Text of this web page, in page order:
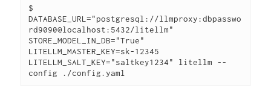
$
DATABASE_URL="postgresql://llmproxy:dbpasswo
rd9090@localhost:5432/litellm"
STORE_MODEL_IN_DB="True"
LITELLM_MASTER_KEY=sk-12345
LITELLM_SALT_KEY="saltkey1234" litellm --
config ./config.yaml